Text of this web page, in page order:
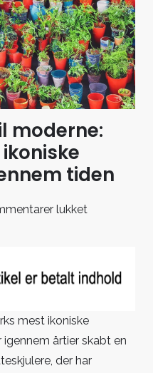
moderne:
tiden
lukkettil
moderne:
Wiinblads
ikoniske
mest ikoniske
igennem årtier skabt en
der har